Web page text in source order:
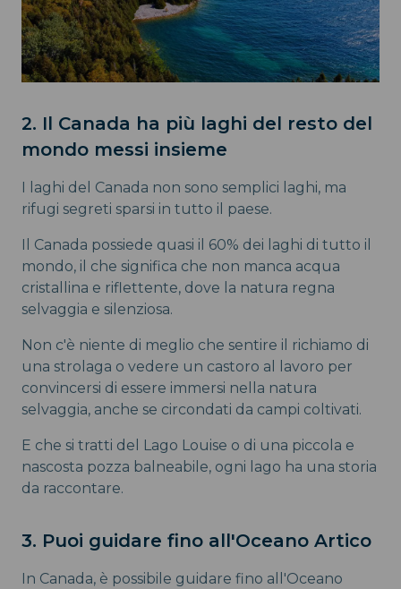
2. Il Canada ha più laghi del resto del
mondo messi insieme
I laghi del Canada non sono semplici laghi, ma
rifugi segreti sparsi in tutto il paese.
Il Canada possiede quasi il 60% dei laghi di tutto il
mondo, il che significa che non manca acqua
cristallina e riflettente, dove la natura regna
selvaggia e silenziosa.
Non c'è niente di meglio che sentire il richiamo di
una strolaga o vedere un castoro al lavoro per
convincersi di essere immersi nella natura
selvaggia, anche se circondati da campi coltivati.
E che si tratti del Lago Louise o di una piccola e
nascosta pozza balneabile, ogni lago ha una storia
da raccontare.
3. Puoi guidare fino all'Oceano Artico
In Canada, è possibile guidare fino all'Oceano